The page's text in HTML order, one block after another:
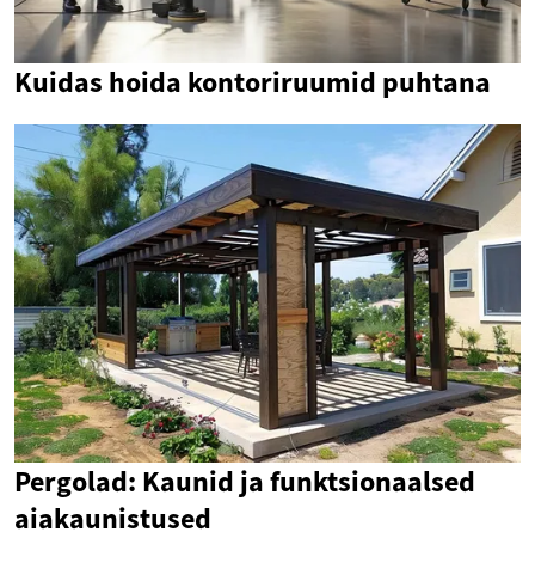
Kuidas hoida kontoriruumid puhtana
Pergolad: Kaunid ja funktsionaalsed
aiakaunistused